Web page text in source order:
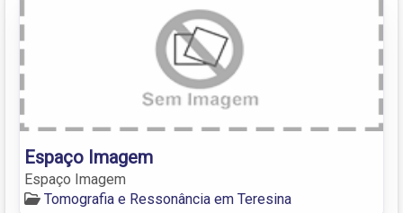
Espaço Imagem
Espaço Imagem
Tomografia e Ressonância em Teresina